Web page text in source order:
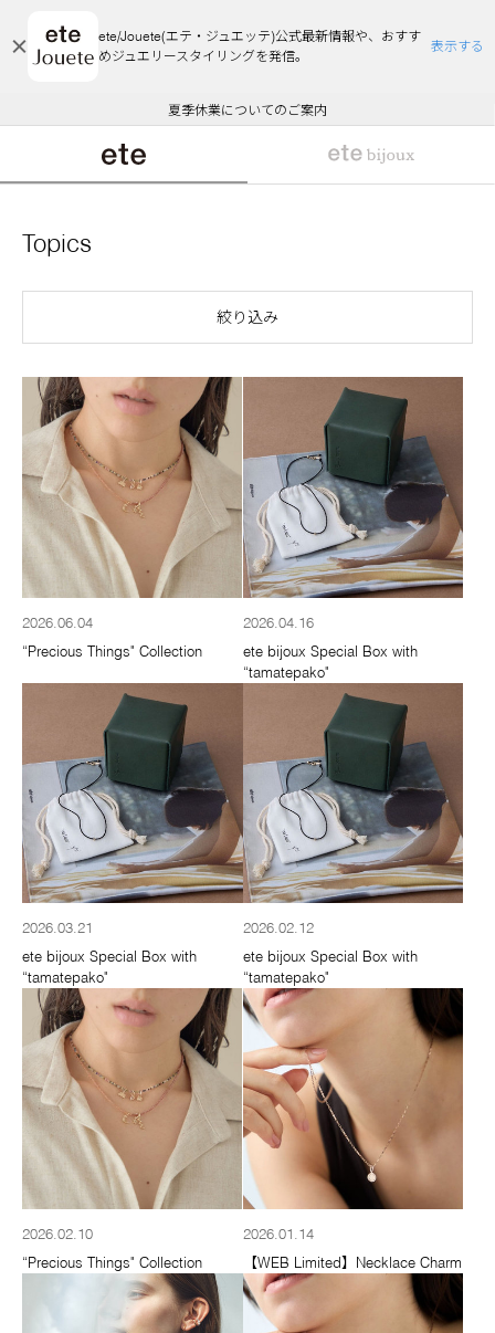
ete/Jouete(エテ・ジュエッテ)公式最新情報や、おすす
めジュエリースタイリングを発信。
表示する
エコラッピング及びエコポイント付与のご案内
ご注文いただいたお品物のお届け状況について
夏季休業についてのご案内
WEB Limited Items >>
採用のご案内
悪質な偽サイトにご注意ください
エコラッピング及びエコポイント付与のご案内
ご注文いただいたお品物のお届け状況について
Topics
絞り込み
2026.06.04
“Precious Things" Collection
2026.04.16
ete bijoux Special Box with
“tamatepako"
2026.03.21
ete bijoux Special Box with
“tamatepako"
2026.02.12
ete bijoux Special Box with
“tamatepako"
2026.02.10
“Precious Things" Collection
2026.01.14
【WEB Limited】Necklace Charm